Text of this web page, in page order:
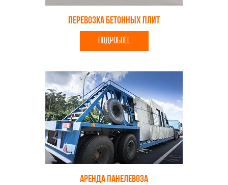
Перевозка бетонных плит
ПОДРОБНЕЕ
Аренда панелевоза